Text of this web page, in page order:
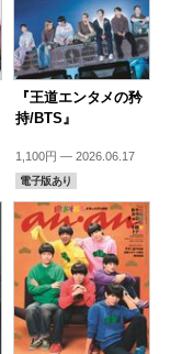
『王道エンタメの矜
持/BTS』
1,100円 — 2026.06.17
電子版あり